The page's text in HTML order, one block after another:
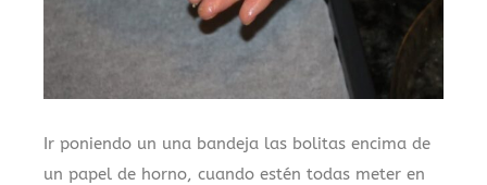
Ir poniendo un una bandeja las bolitas encima de
un papel de horno, cuando estén todas meter en